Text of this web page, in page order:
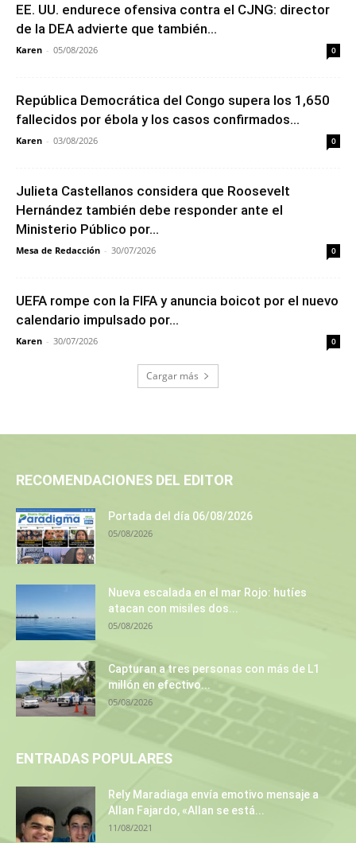
EE. UU. endurece ofensiva contra el CJNG: director
de la DEA advierte que también...
Karen - 05/08/2026 0
República Democrática del Congo supera los 1,650
fallecidos por ébola y los casos confirmados...
Karen - 03/08/2026 0
Julieta Castellanos considera que Roosevelt
Hernández también debe responder ante el
Ministerio Público por...
Mesa de Redacción - 30/07/2026 0
UEFA rompe con la FIFA y anuncia boicot por el nuevo
calendario impulsado por...
Karen - 30/07/2026 0
Cargar más
RECOMENDACIONES DEL EDITOR
Portada del día 06/08/2026
05/08/2026
Nueva escalada en el mar Rojo: hutíes
atacan con misiles dos...
05/08/2026
Capturan a tres personas con más de L1
millón en efectivo...
05/08/2026
ENTRADAS POPULARES
Rely Maradiaga envía emotivo mensaje a
Allan Fajardo, «Allan se está...
11/08/2021